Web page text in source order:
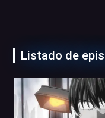
Listado de